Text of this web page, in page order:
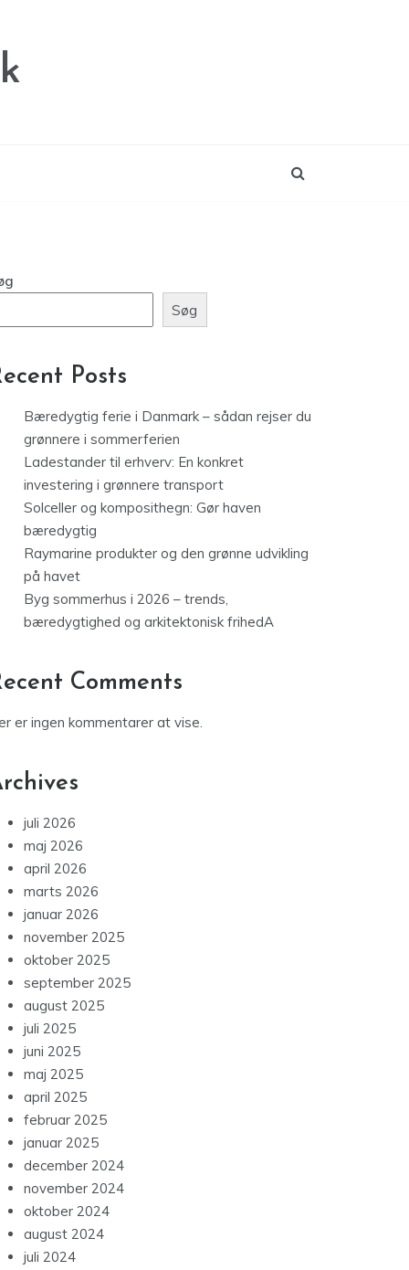
Søg
Posts
Bæredygtig ferie i Danmark – sådan rejser du
grønnere i sommerferien
Ladestander til erhverv: En konkret
investering i grønnere transport
Solceller og komposithegn: Gør haven
bæredygtig
Raymarine produkter og den grønne udvikling
på havet
Byg sommerhus i 2026 – trends,
bæredygtighed og arkitektonisk frihedA
Comments
er ingen kommentarer at vise.
juli 2026
maj 2026
april 2026
marts 2026
januar 2026
november 2025
oktober 2025
september 2025
august 2025
juli 2025
juni 2025
maj 2025
april 2025
februar 2025
januar 2025
december 2024
november 2024
oktober 2024
august 2024
juli 2024